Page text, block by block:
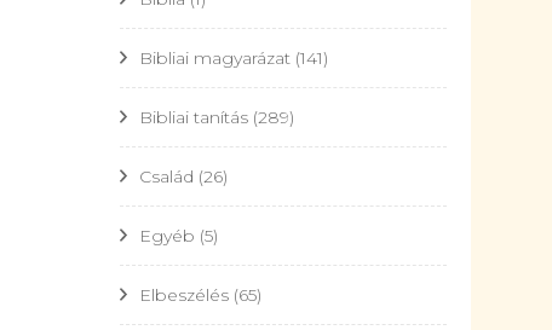
Bibliai magyarázat (141)
Bibliai tanítás (289)
Család (26)
Egyéb (5)
Elbeszélés (65)